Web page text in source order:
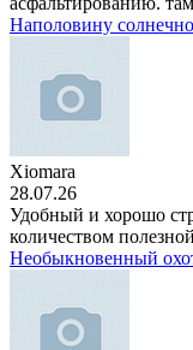
Наполовину
Xiomara
28.07.26
Удобный и хорошо
количеством полезной
Необыкновенный